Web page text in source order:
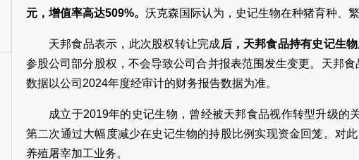
元，增值率高达509%。 沃克森国际认为，史记生物在种猪育种、
天邦食品表示，此次股权转让完成后，天邦食品持有史记生
参股公司部分股权，不会导致公司合并报表范围发生变更。天邦
数据以公司2024年度经审计的财务报告数据为准。
成立于2019年的史记生物，曾经被天邦食品视作转型升级的
第二次通过大幅度减少在史记生物的持股比例实现资金回笼。对
养殖屠宰加工业务。